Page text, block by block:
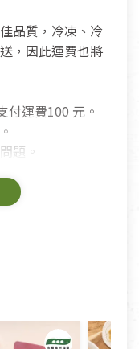
品質，冷凍、冷
，因此運費也將
付運費100 元。
題。
鑑賞期商品」情
換貨.
鑑賞期(含例假
或被汙損(除商品